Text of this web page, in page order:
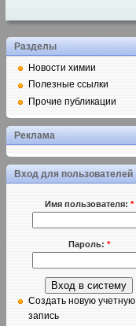
Разделы
Новости химии
Полезные ссылки
Прочие публикации
Реклама
Вход для пользователей
Имя пользователя: *
Пароль: *
Создать новую учетную
запись